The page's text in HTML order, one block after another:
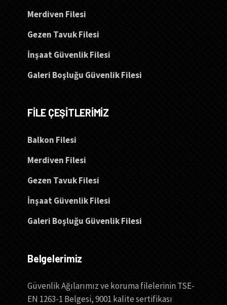
Merdiven Filesi
Gezen Tavuk Filesi
İnşaat Güvenlik Filesi
Galeri Boşluğu Güvenlik Filesi
FİLE ÇEŞİTLERİMİZ
Balkon Filesi
Merdiven Filesi
Gezen Tavuk Filesi
İnşaat Güvenlik Filesi
Galeri Boşluğu Güvenlik Filesi
Belgelerimiz
Güvenlik Ağılarımız ve koruma filelerinin TSE-
EN 1263-1 Belgesi, 9001 kalite sertifikası